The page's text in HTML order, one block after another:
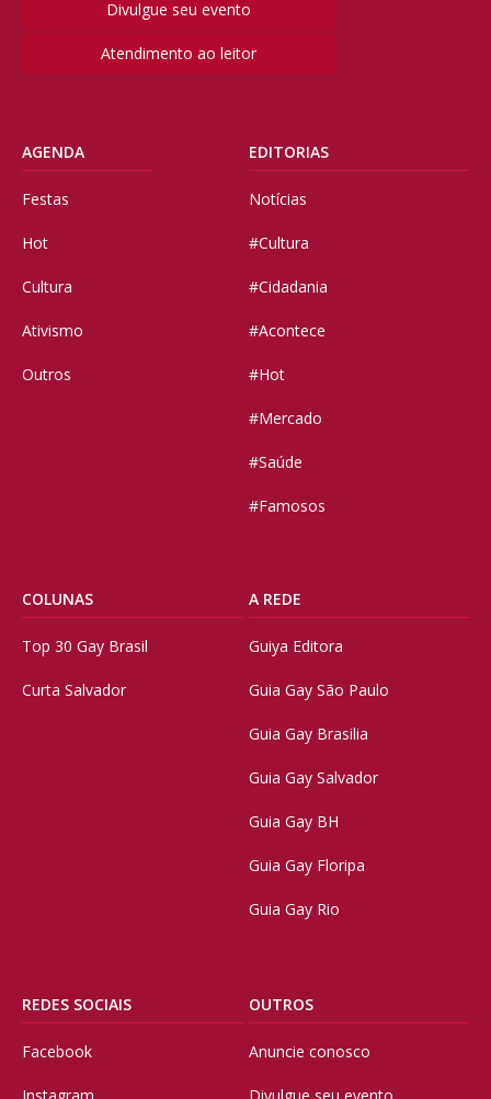
Divulgue seu evento
Atendimento ao leitor
AGENDA
Festas
Hot
Cultura
Ativismo
Outros
EDITORIAS
Notícias
#Cultura
#Cidadania
#Acontece
#Hot
#Mercado
#Saúde
#Famosos
COLUNAS
Top 30 Gay Brasil
Curta Salvador
A REDE
Guiya Editora
Guia Gay São Paulo
Guia Gay Brasilia
Guia Gay Salvador
Guia Gay BH
Guia Gay Floripa
Guia Gay Rio
REDES SOCIAIS
Facebook
OUTROS
Anuncie conosco